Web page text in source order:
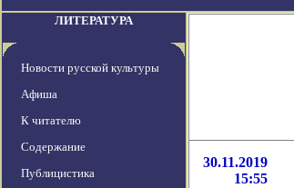
ЛИТЕРАТУРА
Новости русской культуры
Афиша
К читателю
Содержание
Публицистика
30.11.2019
15:55